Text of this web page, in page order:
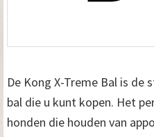
De Kong X-Treme Bal is
bal die u kunt kopen. Het
honden die houden van